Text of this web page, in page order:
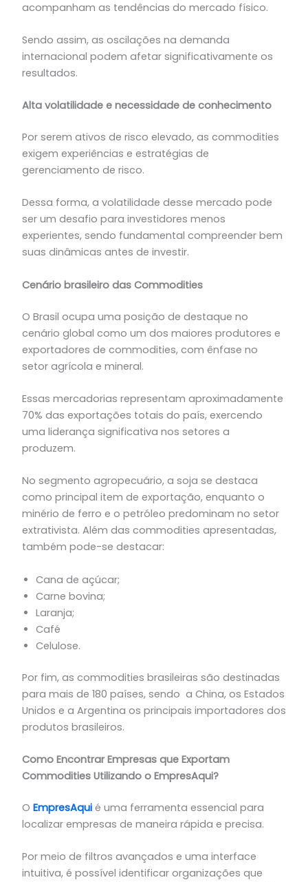
acompanham as tendências do mercado físico.
Sendo assim, as oscilações na demanda
internacional podem afetar significativamente os
resultados.
Alta volatilidade e necessidade de conhecimento
Por serem ativos de risco elevado, as commodities
exigem experiências e estratégias de
gerenciamento de risco.
Dessa forma, a volatilidade desse mercado pode
ser um desafio para investidores menos
experientes, sendo fundamental compreender bem
suas dinâmicas antes de investir.
Cenário brasileiro das Commodities
O Brasil ocupa uma posição de destaque no
cenário global como um dos maiores produtores e
exportadores de commodities, com ênfase no
setor agrícola e mineral.
Essas mercadorias representam aproximadamente
70% das exportações totais do país, exercendo
uma liderança significativa nos setores a
produzem.
No segmento agropecuário, a soja se destaca
como principal item de exportação, enquanto o
minério de ferro e o petróleo predominam no setor
extrativista. Além das commodities apresentadas,
também pode-se destacar:
Cana de açúcar;
Carne bovina;
Laranja;
Café
Celulose.
Por fim, as commodities brasileiras são destinadas
para mais de 180 países, sendo a China, os Estados
Unidos e a Argentina os principais importadores dos
produtos brasileiros.
Como Encontrar Empresas que Exportam
Commodities Utilizando o EmpresAqui?
O EmpresAquié uma ferramenta essencial para
localizar empresas de maneira rápida e precisa.
Por meio de filtros avançados e uma interface
intuitiva, é possível identificar organizações que